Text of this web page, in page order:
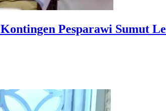
Pesparawi Sumut